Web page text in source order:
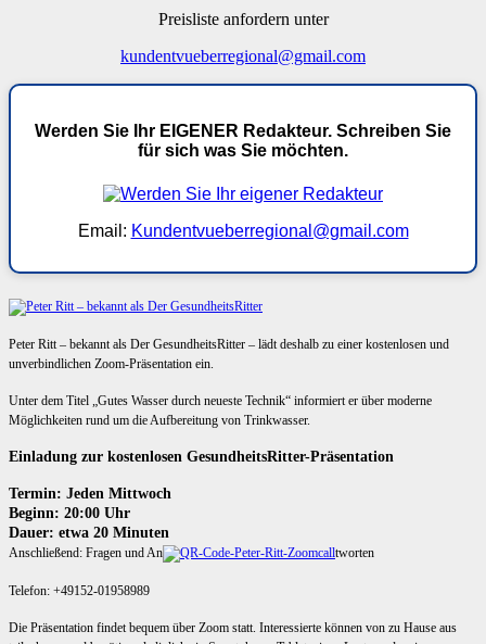
Preisliste anfordern unter
kundentvueberregional@gmail.com
Werden Sie Ihr EIGENER Redakteur. Schreiben Sie
für sich was Sie möchten.
Email: Kundentvueberregional@gmail.com
Peter Ritt – bekannt als Der GesundheitsRitter – lädt deshalb zu einer kostenlosen und
unverbindlichen Zoom-Präsentation ein.
Unter dem Titel „Gutes Wasser durch neueste Technik“ informiert er über moderne
Möglichkeiten rund um die Aufbereitung von Trinkwasser.
Einladung zur kostenlosen GesundheitsRitter-Präsentation
Termin: Jeden Mittwoch
Beginn: 20:00 Uhr
Dauer: etwa 20 Minuten
Anschließend: Fragen und An tworten
Telefon: +49152-01958989
Die Präsentation findet bequem über Zoom statt. Interessierte können von zu Hause aus